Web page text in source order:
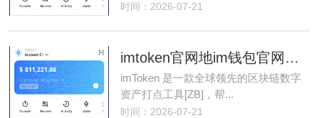
时间：2026-07-21
imtoken官网地im钱包官网址打不开
imToken 是一款全球领先的区块链数字
资产打点工具[ZB]，帮...
时间：2026-07-21